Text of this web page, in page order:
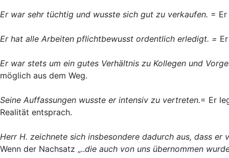
Er war sehr tüchtig und wusste sich gut zu verkaufen. =
Er hat alle Arbeiten pflichtbewusst ordentlich erledigt. =
Er war stets um ein gutes Verhältnis zu Kollegen und
möglich aus dem Weg.
Seine Auffassungen wusste er intensiv zu vertreten.= Er
Realität entsprach.
Herr H. zeichnete sich insbesondere dadurch aus, dass
Wenn der Nachsatz „..die auch von uns übernommen